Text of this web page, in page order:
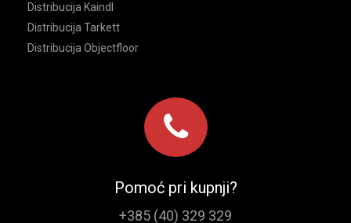
Distribucija Kaindl
Distribucija Tarkett
Distribucija Objectfloor
Pomoć pri kupnji?
+385 (40) 329 329